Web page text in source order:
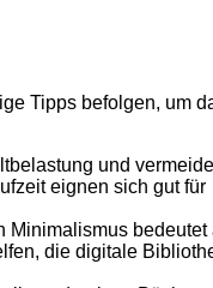
Tipps befolgen, um
und
eignen sich gut für
Minimalismus bedeutet
die digitale